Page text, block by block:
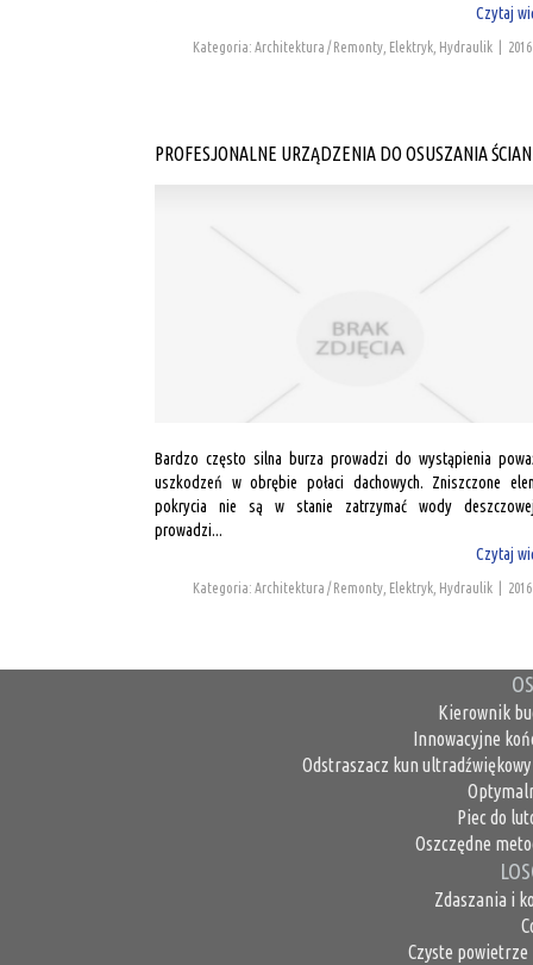
Czytaj
Kategoria: Architektura / Remonty, Elektryk, Hydraulik
PROFESJONALNE URZĄDZENIA DO OSUSZANIA ŚCIAN
Bardzo często silna burza prowadzi do wystąpienia
uszkodzeń w obrębie połaci dachowych. Zniszczone
pokrycia nie są w stanie zatrzymać wody
prowadzi...
Czytaj
Kategoria: Architektura / Remonty, Elektryk, Hydraulik
Kierownik
Innowacyjne
Odstraszacz kun
Piec do
Oszczędne
Zdaszania i
Czyste powietrze